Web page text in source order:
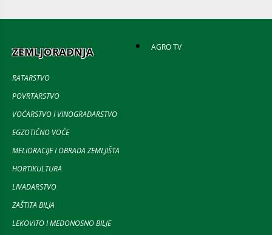
ZEMLJORADNJA
RATARSTVO
POVRTARSTVO
VOĆARSTVO I VINOGRADARSTVO
EGZOTIČNO VOĆE
MELIORACIJE I OBRADA ZEMLJIŠTA
HORTIKULTURA
LIVADARSTVO
ZAŠTITA BILJA
LEKOVITO I MEDONOSNO BILJE
AGRO TV